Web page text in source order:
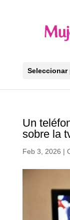
Seleccionar
Un
sobre la
Feb 3, 2026 |